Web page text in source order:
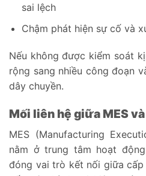
sai lệch
Chậm phát hiện sự cố và
Nếu không được kiểm soát
rộng sang nhiều công đoạn
dây chuyền.
Mối liên hệ giữa MES
MES (Manufacturing
nằm ở trung tâm hoạt
đóng vai trò kết nối giữa